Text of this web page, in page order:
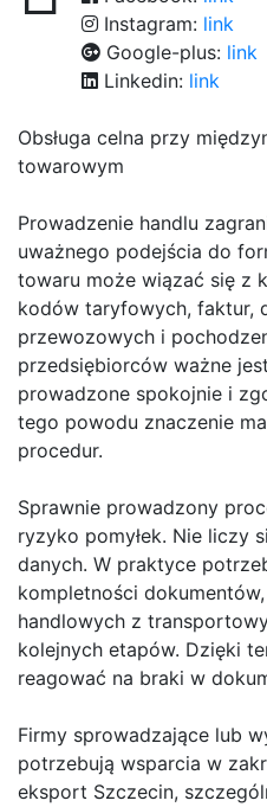
Instagram: link
Google-plus: link
Linkedin: link
Obsługa celna przy
towarowym
Prowadzenie handlu
uważnego podejścia do
towaru może wiązać się z
kodów taryfowych, faktur,
przewozowych i
przedsiębiorców ważne
prowadzone spokojnie i
tego powodu znaczenie
procedur.
Sprawnie prowadzony
ryzyko pomyłek. Nie liczy
danych. W praktyce
kompletności
handlowych z
kolejnych etapów. Dzięki
reagować na braki w
Firmy sprowadzające lub
potrzebują wsparcia w
eksport Szczecin,